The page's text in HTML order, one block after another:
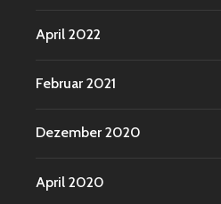
April 2022
Februar 2021
Dezember 2020
April 2020